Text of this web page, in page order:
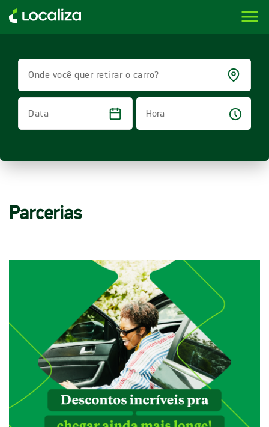
LOCALIZA ALUGUEL DE CARROS | LOCALIZA menu
Onde você quer retirar o carro?
Data
Hora
Parcerias